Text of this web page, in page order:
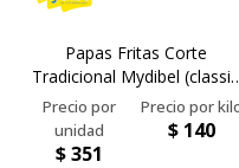
Papas Fritas Corte
Tradicional Mydibel (classic
9/9) - 2,5 Kgs
$351
$ 140